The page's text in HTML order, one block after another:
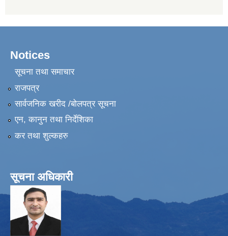
Notices
सूचना तथा समाचार
राजपत्र
सार्वजनिक खरीद /बोलपत्र सूचना
एन, कानुन तथा निर्देशिका
कर तथा शुल्कहरु
सूचना अधिकारी